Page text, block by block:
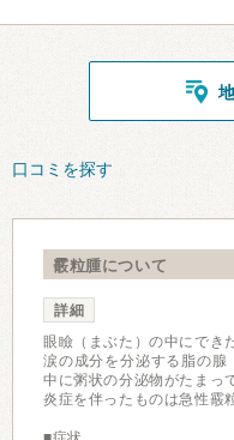
口コミを探す
霰粒腫について
詳細
眼瞼（まぶた）の中にでき
涙の成分を分泌する脂の
中に粥状の分泌物がたまっ
炎症を伴ったものは急性霰